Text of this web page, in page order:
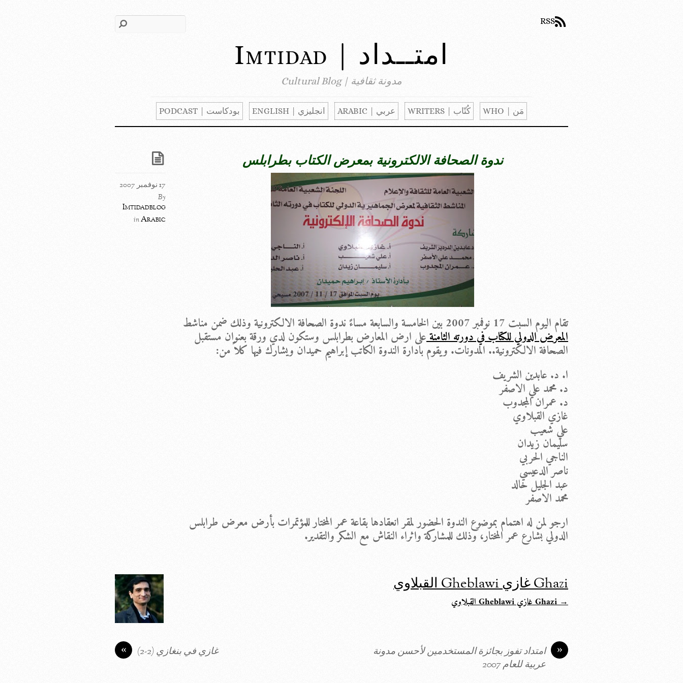
امتــداد | Imtidad
مدونة ثقافية | Cultural Blog
RSS
مَن | WHO كُتّاب | WRITERS عربي | ARABIC انجليزي | ENGLISH بودكاست | PODCAST
ندوة الصحافة الالكترونية بمعرض الكتاب بطرابلس
17 نوفمبر 2007
By
Imtidadblog
inArabic
تقام اليوم السبت 17 نوفمبر 2007 بين الخامسة والسابعة مساءً ندوة الصحافة الالكترونية وذلك ضمن مناشط
المعرضالدولي للكتاب في دورته الثامنةعلى ارض المعارض بطرابلس وستكون لدي ورقة بعنوان مستقبل
الصحافة الالكترونية.. المدونات. ويقوم بادارة الندوة الكاتب إبراهيم حميدان ويشارك فيها كلاً من:
ا. د. عابدين الشريف
د. محمد علي الاصفر
د. عمران المجدوب
غازي القبلاوي
علي شعيب
سليمان زيدان
الناجي الحربي
ناصر الدعيسي
عبد الجليل خالد
محمد الاصفر
ارجو لمن له اهتمام بموضوع الندوة الحضور لمقر انعقادها بقاعة عمر المختار للمؤتمرات بأرض معرض طرابلس
الدولي بشارع عمر المختار، وذلك للمشاركة واثراء النقاش مع الشكر والتقدير.
Ghazi غازي Gheblawi القبلاوي
→ Ghazi غازي Gheblawi القبلاوي
« غازي في بنغازي (2-2) »
امتداد تفوز بجائزة المستخدمين لأحسن مدونة
عربية للعام 2007